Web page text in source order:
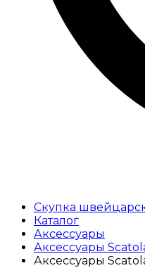
Скупка
Каталог
Аксессуары
Аксессуары
Аксессуары